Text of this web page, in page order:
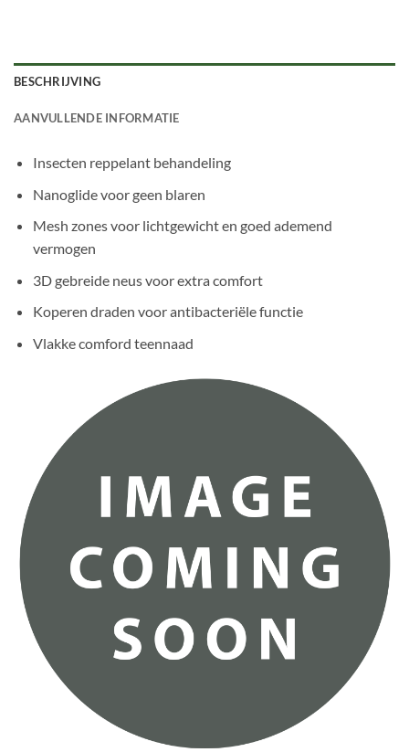
BESCHRIJVING
AANVULLENDE INFORMATIE
Insecten reppelant behandeling
Nanoglide voor geen blaren
Mesh zones voor lichtgewicht en goed ademend
vermogen
3D gebreide neus voor extra comfort
Koperen draden voor antibacteriële functie
Vlakke comford teennaad